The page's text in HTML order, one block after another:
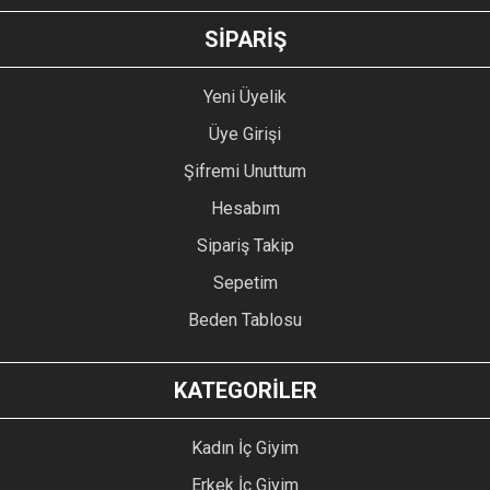
GÖNDER
SİPARİŞ
Yeni Üyelik
Üye Girişi
Şifremi Unuttum
Hesabım
Sipariş Takip
Sepetim
Beden Tablosu
KATEGORİLER
Kadın İç Giyim
Erkek İç Giyim